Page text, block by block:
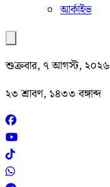
আর্কাইভ
শুক্রবার, ৭ আগস্ট, ২০২৬
২৩ শ্রাবণ, ১৪৩৩ বঙ্গাব্দ